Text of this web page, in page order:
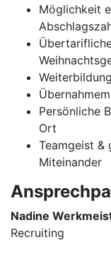
Möglichkeit
Persönliche
Ort
Teamgeist &
Miteinander
Nadine
Recruiting